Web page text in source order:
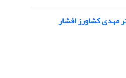
مهدی کشاورز افشار